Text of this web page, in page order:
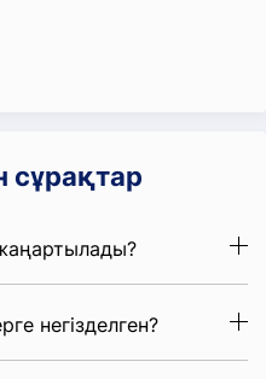
сұрақтар
негізделген?